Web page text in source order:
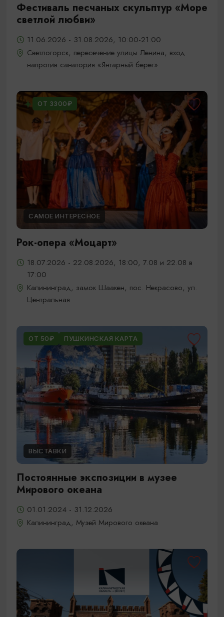
Фестиваль песчаных скульптур «Море
светлой любви»
11.06.2026 - 31.08.2026, 10:00-21:00
Светлогорск, пересечение улицы Ленина, вход
напротив санатория «Янтарный берег»
ОТ 3300₽
САМОЕ ИНТЕРЕСНОЕ
Рок-опера «Моцарт»
18.07.2026 - 22.08.2026, 18:00, 7.08 и 22.08 в
17:00
Калининград, замок Шаакен, пос. Некрасово, ул.
Центральная
ОТ 50₽ ПУШКИНСКАЯ КАРТА
ВЫСТАВКИ
Постоянные экспозиции в музее
Мирового океана
01.01.2024 - 31.12.2026
Калининград, Музей Мирового океана